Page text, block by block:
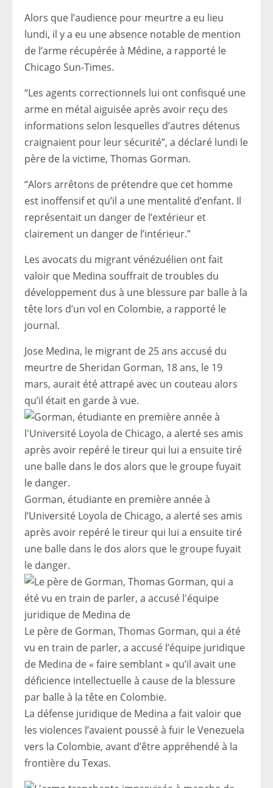
Alors que l’audience pour meurtre a eu lieu
lundi, il y a eu une absence notable de mention
de l’arme récupérée à Médine, a rapporté le
Chicago Sun-Times.
“Les agents correctionnels lui ont confisqué une
arme en métal aiguisée après avoir reçu des
informations selon lesquelles d’autres détenus
craignaient pour leur sécurité”, a déclaré lundi le
père de la victime, Thomas Gorman.
“Alors arrêtons de prétendre que cet homme
est inoffensif et qu’il a une mentalité d’enfant. Il
représentait un danger de l’extérieur et
clairement un danger de l’intérieur.”
Les avocats du migrant vénézuélien ont fait
valoir que Medina souffrait de troubles du
développement dus à une blessure par balle à la
tête lors d’un vol en Colombie, a rapporté le
journal.
Jose Medina, le migrant de 25 ans accusé du
meurtre de Sheridan Gorman, 18 ans, le 19
mars, aurait été attrapé avec un couteau alors
qu’il était en garde à vue.
Gorman, étudiante en première année à
l’Université Loyola de Chicago, a alerté ses amis
après avoir repéré le tireur qui lui a ensuite tiré
une balle dans le dos alors que le groupe fuyait
le danger.
Le père de Gorman, Thomas Gorman, qui a été
vu en train de parler, a accusé l’équipe juridique
de Medina de « faire semblant » qu’il avait une
déficience intellectuelle à cause de la blessure
par balle à la tête en Colombie.
La défense juridique de Medina a fait valoir que
les violences l’avaient poussé à fuir le Venezuela
vers la Colombie, avant d’être appréhendé à la
frontière du Texas.